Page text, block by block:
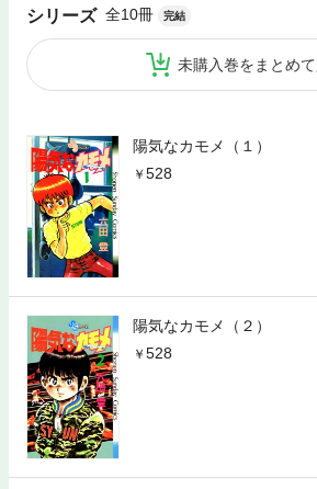
シリーズ 全10冊 完結
未購入巻をまとめて
陽気なカモメ（１）
528
陽気なカモメ（２）
528